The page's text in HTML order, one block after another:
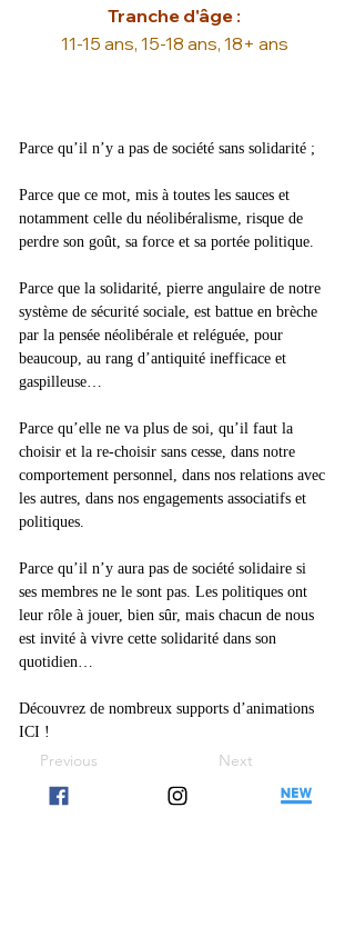
Tranche d'âge :
11-15 ans, 15-18 ans, 18+ ans
Parce qu’il n’y a pas de société sans solidarité ;
Parce que ce mot, mis à toutes les sauces et
notamment celle du néolibéralisme, risque de
perdre son goût, sa force et sa portée politique.
Parce que la solidarité, pierre angulaire de notre
système de sécurité sociale, est battue en brèche
par la pensée néolibérale et reléguée, pour
beaucoup, au rang d’antiquité inefficace et
gaspilleuse…
Parce qu’elle ne va plus de soi, qu’il faut la
choisir et la re-choisir sans cesse, dans notre
comportement personnel, dans nos relations avec
les autres, dans nos engagements associatifs et
politiques.
Parce qu’il n’y aura pas de société solidaire si
ses membres ne le sont pas. Les politiques ont
leur rôle à jouer, bien sûr, mais chacun de nous
est invité à vivre cette solidarité dans son
quotidien…
Découvrez de nombreux supports d’animations
ICI !
Previous Next